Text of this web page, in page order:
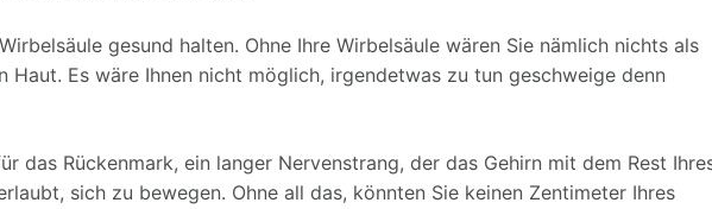
gesund halten. Ohne Ihre Wirbelsäule wären Sie nämlich nichts als
Haut. Es wäre Ihnen nicht möglich, irgendetwas zu tun geschweige denn
das Rückenmark, ein langer Nervenstrang, der das Gehirn mit dem Rest
sich zu bewegen. Ohne all das, könnten Sie keinen Zentimeter Ihres